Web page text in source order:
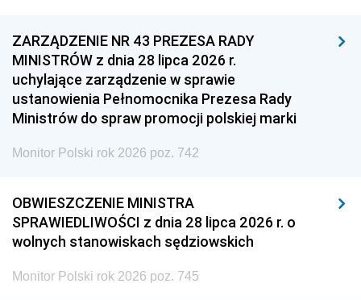
ZARZĄDZENIE NR 43 PREZESA RADY
MINISTRÓW z dnia 28 lipca 2026 r.
uchylające zarządzenie w sprawie
ustanowienia Pełnomocnika Prezesa Rady
Ministrów do spraw promocji polskiej marki
Monitor Polski rok 2026 poz. 742
OBWIESZCZENIE MINISTRA
SPRAWIEDLIWOŚCI z dnia 28 lipca 2026 r. o
wolnych stanowiskach sędziowskich
Monitor Polski rok 2026 poz. 745